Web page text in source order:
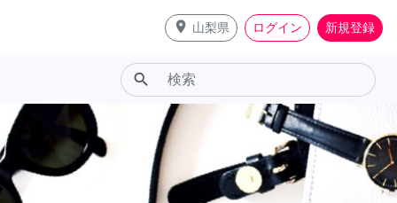
place 山梨県 ログイン 新規登録
search